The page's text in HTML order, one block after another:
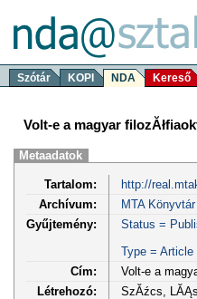
Szótár KOPI NDA Kereső
Volt-e a magyar
Metaadatok
Tartalom:
http://
Archívum:
MTA Könyvtár
Gyűjtemény:
Status =
Type = Article
Cím:
Volt-e a
Létrehozó:
SzĂźcs,